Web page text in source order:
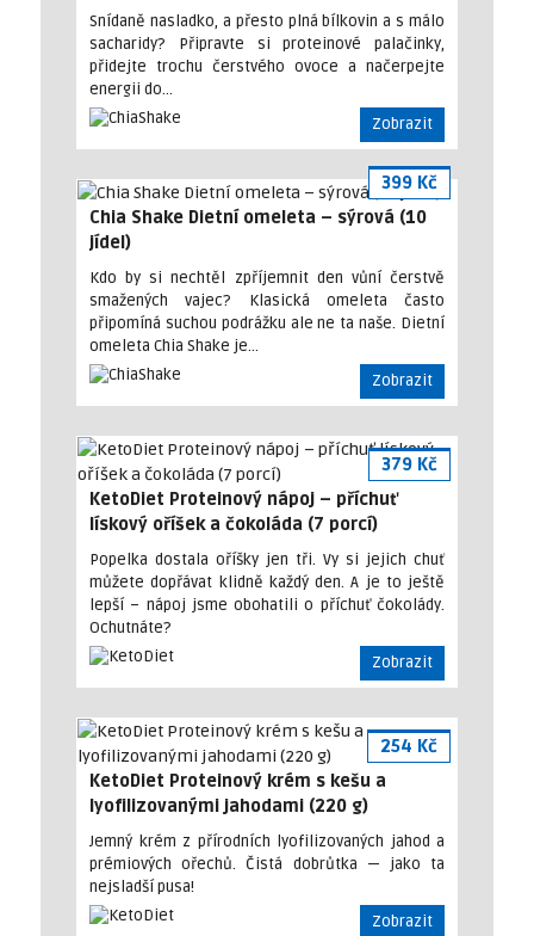
Snídaně nasladko, a přesto plná bílkovin a s málo
sacharidy? Připravte si proteinové palačinky,
přidejte trochu čerstvého ovoce a načerpejte
energii do…
Zobrazit
399 Kč
Chia Shake Dietní omeleta – sýrová (10
jídel)
Kdo by si nechtěl zpříjemnit den vůní čerstvě
smažených vajec? Klasická omeleta často
připomíná suchou podrážku ale ne ta naše. Dietní
omeleta Chia Shake je…
Zobrazit
379 Kč
KetoDiet Proteinový nápoj – příchuť
lískový oříšek a čokoláda (7 porcí)
Popelka dostala oříšky jen tři. Vy si jejich chuť
můžete dopřávat klidně každý den. A je to ještě
lepší – nápoj jsme obohatili o příchuť čokolády.
Ochutnáte?
Zobrazit
254 Kč
KetoDiet Proteinový krém s kešu a
lyofilizovanými jahodami (220 g)
Jemný krém z přírodních lyofilizovaných jahod a
prémiových ořechů. Čistá dobrůtka — jako ta
nejsladší pusa!
Zobrazit